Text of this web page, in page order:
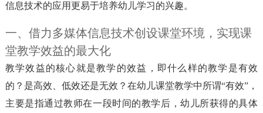
信息技术的应用更易于培养幼儿学习的兴趣。
一、借力多媒体信息技术创设课堂环境，实现课
堂教学效益的最大化
教学效益的核心就是教学的效益，即什么样的教学是有效
的？是高效、低效还是无效？在幼儿课堂教学中所谓“有效”，
主要是指通过教师在一段时间的教学后，幼儿所获得的具体